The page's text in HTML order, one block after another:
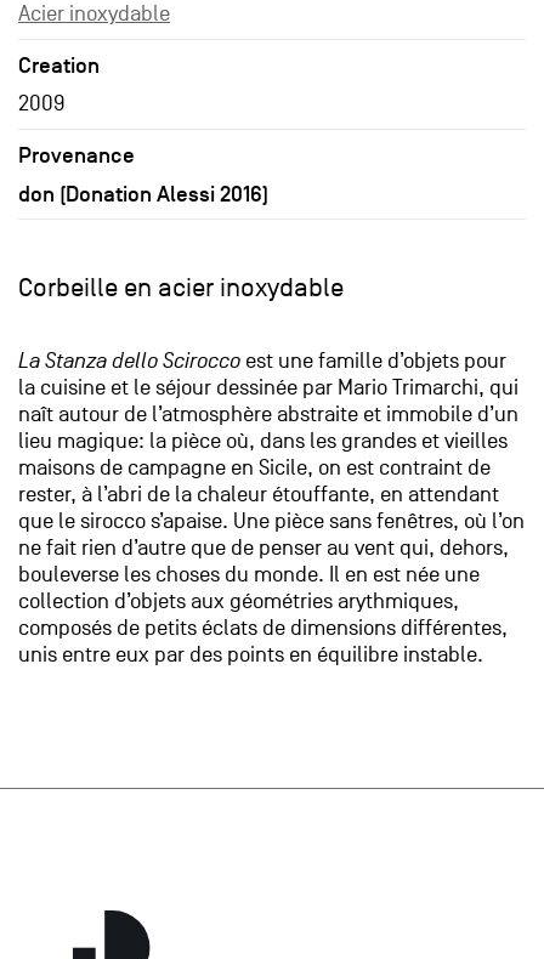
Acier inoxydable
Creation
2009
Provenance
don (Donation Alessi 2016)
Corbeille en acier inoxydable
La Stanza dello Scirocco est une famille d’objets pour
la cuisine et le séjour dessinée par Mario Trimarchi, qui
naît autour de l’atmosphère abstraite et immobile d’un
lieu magique: la pièce où, dans les grandes et vieilles
maisons de campagne en Sicile, on est contraint de
rester, à l’abri de la chaleur étouffante, en attendant
que le sirocco s’apaise. Une pièce sans fenêtres, où l’on
ne fait rien d’autre que de penser au vent qui, dehors,
bouleverse les choses du monde. Il en est née une
collection d’objets aux géométries arythmiques,
composés de petits éclats de dimensions différentes,
unis entre eux par des points en équilibre instable.